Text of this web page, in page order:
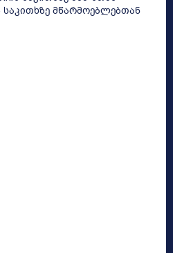
საკითხზე მწარმოებლებთან